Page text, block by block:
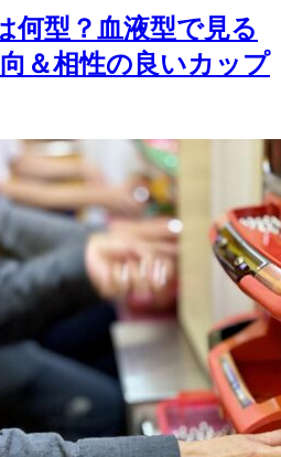
何型？血液型で見る
＆相性の良いカップ